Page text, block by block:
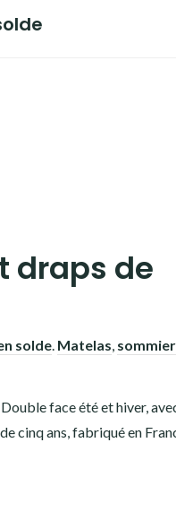
draps de
solde. Matelas, sommier
face été et hiver,
cinq ans, fabriqué en